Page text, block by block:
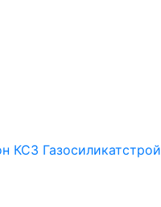
КСЗ Газосиликатстрой